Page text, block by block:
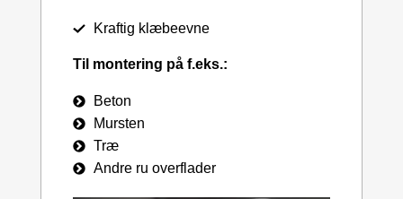
Kraftig klæbeevne
Til montering på f.eks.:
Beton
Mursten
Træ
Andre ru overflader